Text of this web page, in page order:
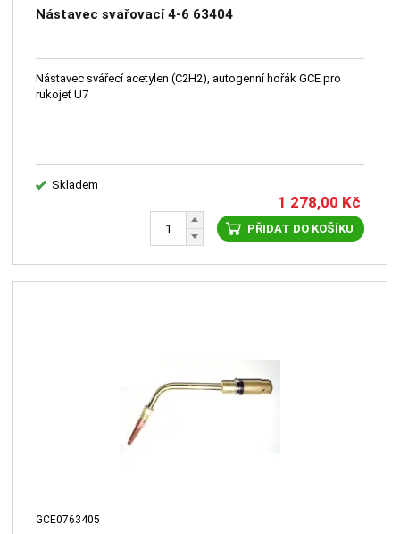
Nástavec svařovací 4-6 63404
Nástavec svářecí acetylen (C2H2), autogenní hořák GCE pro
rukojeť U7
Skladem
1 278,00 Kč
PŘIDAT DO KOŠÍKU
GCE0763405